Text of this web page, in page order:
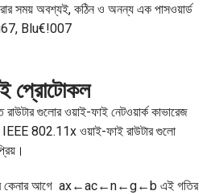
সময় অবশ্যই, কঠিন ও অনন্য এক পাসওয়ার্ড
Blu€!007
প্রোটোকল
গুলোর ওয়াই-ফাই নেটওয়ার্ক কাভারেজ
IEEE 802.11x ওয়াই-ফাই রাউটার গুলো
কেনার আগে ax←ac←n←g←b এই গতির